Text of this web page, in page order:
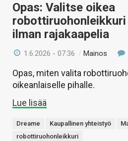
HAKU
Opas: Valitse oikea
ilman rajakaapelia
1.6.2026 - 07:36 / Mainos
Opas, miten valita
oikeanlaiselle pihalle.
Lue lisää
Dreame Kaupallinen yhteistyö
robottiruohonleikkuri